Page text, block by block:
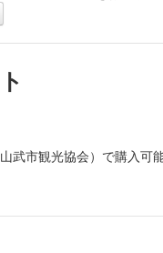
武市観光協会）で購入可